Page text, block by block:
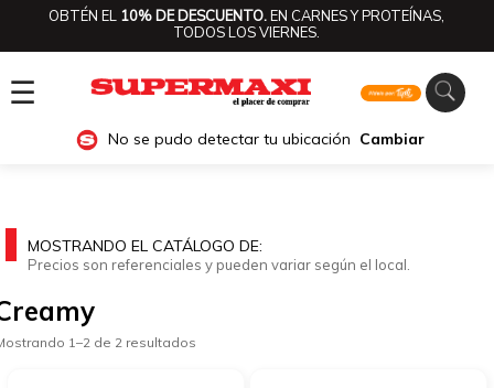
OBTÉN EL 10% DE DESCUENTO.EN CARNES Y PROTEÍNAS,
TODOS LOS VIERNES.
☰
No se pudo detectar tu ubicación Cambiar
MOSTRANDO EL CATÁLOGO DE:
Precios son referenciales y pueden variar según el local.
1–2 de 2 resultados